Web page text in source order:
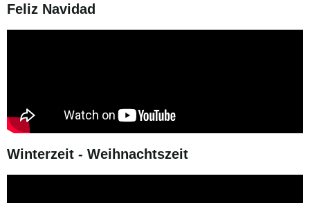
Feliz Navidad
Winterzeit - Weihnachtszeit